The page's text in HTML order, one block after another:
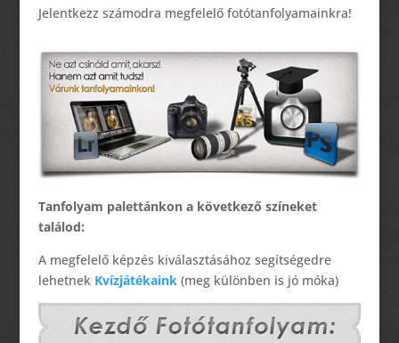
Jelentkezz számodra megfelelő fotótanfolyamainkra!
Tanfolyam palettánkon a következő színeket
találod:
A megfelelő képzés kiválasztásához segítségedre
lehetnek Kvízjátékaink(meg különben is jó móka)